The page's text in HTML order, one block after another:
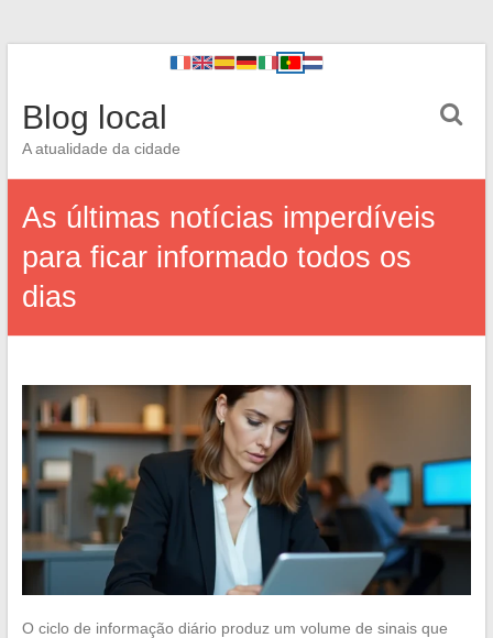
Blog local
A atualidade da cidade
As últimas notícias imperdíveis
para ficar informado todos os
dias
O ciclo de informação diário produz um volume de sinais que